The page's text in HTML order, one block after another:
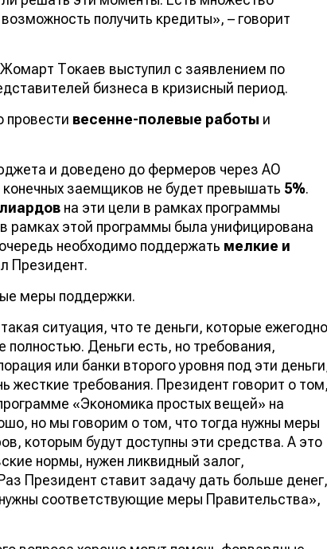
получить кредиты», – говорит
Токаев выступил с заявлением по
бизнеса в кризисный период.
провести весенне-полевые работы и
и доведено до фермеров через АО
заемщиков не будет превышать 5%.
на эти цели в рамках программы
рамках этой программы была унифицирована
необходимо поддержать мелкие и
Президент.
меры поддержки.
ситуация, что те деньги, которые ежегодно
Деньги есть, но требования,
или банки второго уровня под эти
требования. Президент говорит о том,
«Экономика простых вещей» на
но мы говорим о том, что тогда нужны меры
которым будут доступны эти средства. А это
нормы, нужен ликвидный залог,
Президент ставит задачу дать больше денег,
соответствующие меры Правительства»,